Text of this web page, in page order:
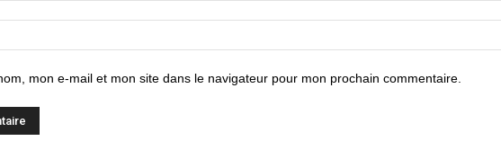
mon e-mail et mon site dans le navigateur pour mon prochain commentaire.